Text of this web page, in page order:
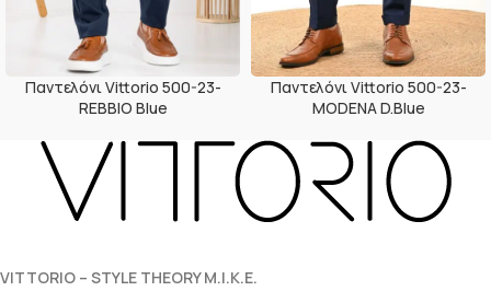
Παντελόνι Vittorio 500-23-
REBBIO Blue
Παντελόνι Vittorio 500-23-
MODENA D.Blue
VITTORIO – STYLE THEORY M.I.K.E.